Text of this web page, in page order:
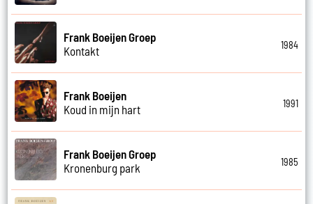
Frank Boeijen Groep
Kontakt
1984
Frank Boeijen
Koud in mijn hart
1991
Frank Boeijen Groep
Kronenburg park
1985